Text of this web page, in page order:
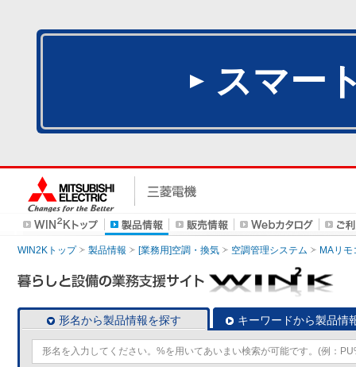
スマー
WIN2Kトップ 製品情報 [業務用]空調・換気 空調管理システム MAリモ
形名から製品情報を探す キーワードから製品情